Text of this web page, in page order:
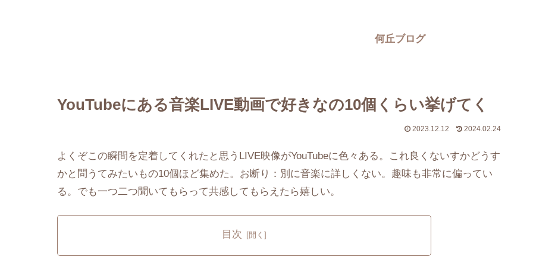
何丘ブログ
YouTubeにある音楽LIVE動画で好きなの10個くらい挙げてく
2023.12.12 2024.02.24
よくぞこの瞬間を定着してくれたと思うLIVE映像がYouTubeに色々ある。これ良くないすかどうす
かと問うてみたいもの10個ほど集めた。お断り：別に音楽に詳しくない。趣味も非常に偏ってい
る。でも一つ二つ聞いてもらって共感してもらえたら嬉しい。
目次